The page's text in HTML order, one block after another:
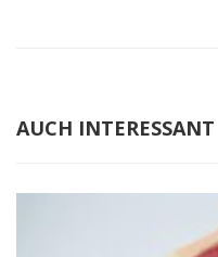
AUCH INTERESSANT